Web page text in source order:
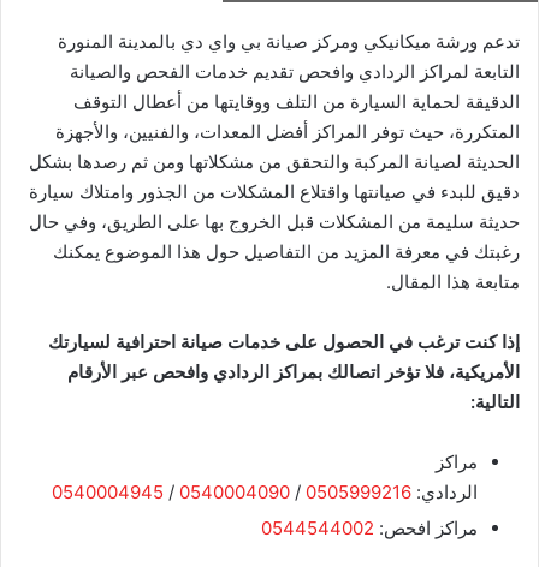
تدعم ورشة ميكانيكي ومركز صيانة بي واي دي بالمدينة المنورة
التابعة لمراكز الردادي وافحص تقديم خدمات الفحص والصيانة
الدقيقة لحماية السيارة من التلف ووقايتها من أعطال التوقف
المتكررة، حيث توفر المراكز أفضل المعدات، والفنيين، والأجهزة
الحديثة لصيانة المركبة والتحقق من مشكلاتها ومن ثم رصدها بشكل
دقيق للبدء في صيانتها واقتلاع المشكلات من الجذور وامتلاك سيارة
حديثة سليمة من المشكلات قبل الخروج بها على الطريق، وفي حال
رغبتك في معرفة المزيد من التفاصيل حول هذا الموضوع يمكنك
متابعة هذا المقال.
​إذا كنت ترغب في الحصول على خدمات صيانة احترافية لسيارتك
الأمريكية، فلا تؤخر اتصالك بمراكز الردادي وافحص عبر الأرقام
التالية:
مراكز
الردادي: 0505999216
/
0540004090
/
0540004945
مراكز افحص: 0544544002